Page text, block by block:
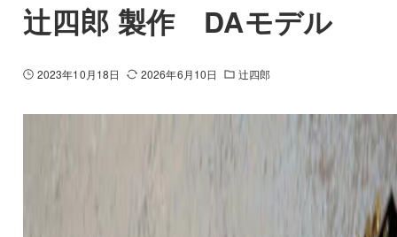
辻四郎 製作 DAモデル
2023年10月18日 2026年6月10日 辻四郎